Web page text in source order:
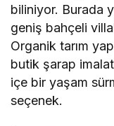
biliniyor. Burada
geniş bahçeli
Organik tarım
butik şarap
içe bir yaşam
seçenek.